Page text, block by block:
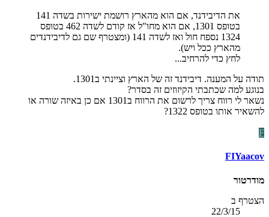
את הדיבידנד, אם הוא מהארץ רושמת ישירות בשדה 141
בטופס 1301, אם הוא מחו"ל אז קודם לשדה 462 בטופס
1324 נספח חול ואז לשדה 141 (ומצטרף שם גם לדיבידנדים
מהארץ ככל ויש).
לחץ כדי להרחיב...
תודה על המענה. דיבידנד זה של הארץ וציינתי ב1301.
בנוגע למה שכתבתי הקיזוזים זה בסדר?
נשאר לי רווח צריך לרשום את הרווח ב1301 אם כן באיזה שורה או
להשאיר אותו בטופס 1322?
F
FIYaacov
מודרטור
הצטרף ב
22/3/15